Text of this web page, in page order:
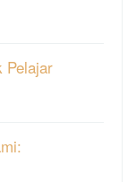
Pelajar